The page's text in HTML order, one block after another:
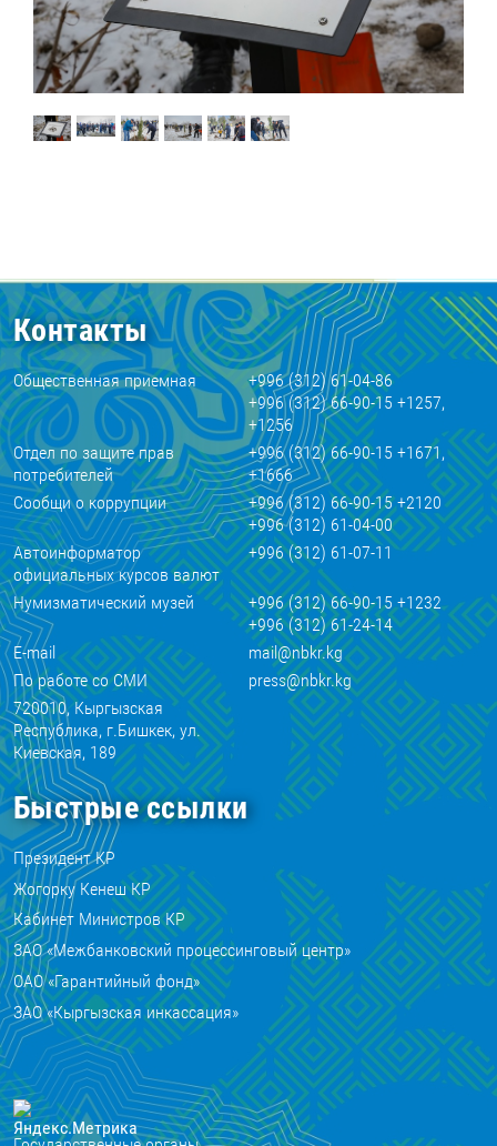
Контакты
Общественная приемная
+996 (312) 61-04-86
+996 (312) 66-90-15 +1257,
+1256
Отдел по защите прав
потребителей
+996 (312) 66-90-15 +1671,
+1666
Сообщи о коррупции
+996 (312) 66-90-15 +2120
+996 (312) 61-04-00
Автоинформатор
официальных курсов валют
+996 (312) 61-07-11
Нумизматический музей
+996 (312) 66-90-15 +1232
+996 (312) 61-24-14
E-mail
mail@nbkr.kg
По работе со СМИ
press@nbkr.kg
720010, Кыргызская
Республика, г.Бишкек, ул.
Киевская, 189
Быстрые ссылки
Президент КР
Жогорку Кенеш КР
Кабинет Министров КР
ЗАО «Межбанковский процессинговый центр»
ОАО «Гарантийный фонд»
ЗАО «Кыргызская инкассация»